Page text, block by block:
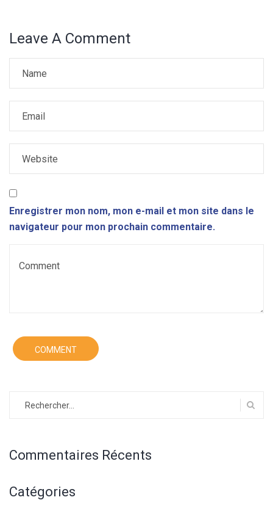
Leave A Comment
Enregistrer mon nom, mon e-mail et mon site dans le
navigateur pour mon prochain commentaire.
Commentaires Récents
Catégories